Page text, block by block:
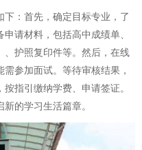
：首先，确定目标专业，了
请材料，包括高中成绩单、
、护照复印件等。然后，在线
参加面试。等待审核结果，
指引缴纳学费、申请签证。
的学习生活篇章。